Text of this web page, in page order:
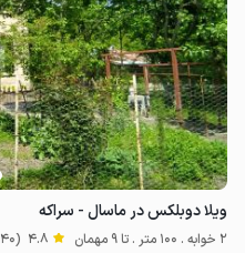
ویلا دوبلکس در ماسال - سراکه
2 خوابه . 100 متر . تا 9 مهمان 4.8 (40 نظر)